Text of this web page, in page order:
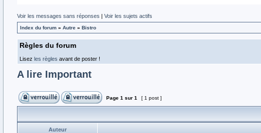
Voir les messages sans réponses | Voir les sujets actifs
Index du forum » Autre » Bistro
Règles du forum
Lisez les règles avant de poster !
A lire Important
Page 1 sur 1 [ 1 post ]
Auteur